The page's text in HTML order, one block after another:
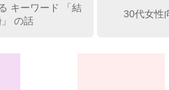
かった。
キーワード 「結
の話
30代女性